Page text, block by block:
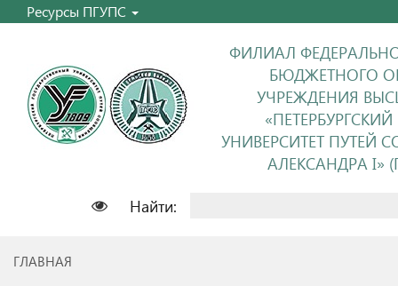
Ресурсы ПГУПС
ФИЛИАЛ
БЮДЖЕТНОГО
УЧРЕЖДЕНИЯ
УНИВЕРСИТЕТ ПУТЕЙ
АЛЕКСАНДРА I»
Найти:
ГЛАВНАЯ